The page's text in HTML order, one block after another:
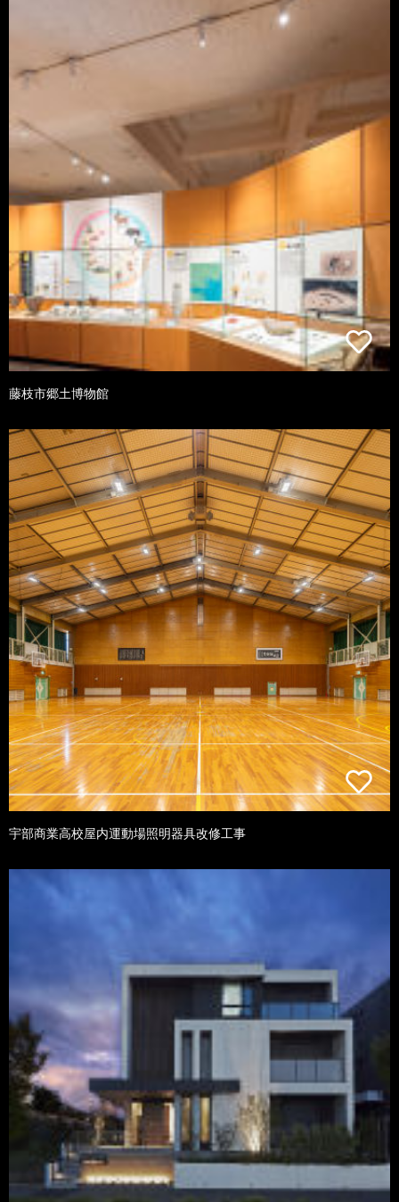
藤枝市郷土博物館
宇部商業高校屋内運動場照明器具改修工事